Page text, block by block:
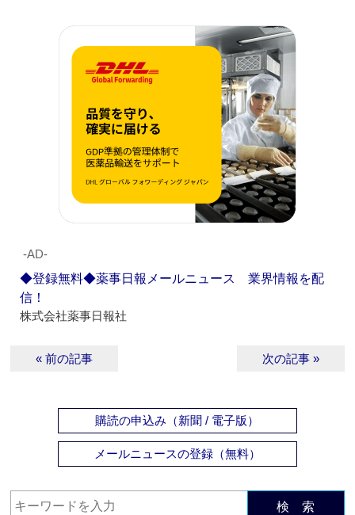
‐AD‐
◆登録無料◆薬事日報メールニュース 業界情報を配
信！
株式会社薬事日報社
« 前の記事 次の記事 »
購読の申込み（新聞 / 電子版）
メールニュースの登録（無料）
検 索